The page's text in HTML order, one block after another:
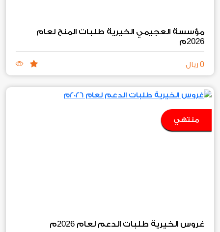
مؤسسة العجيمي الخيرية طلبات المنح لعام
2026م
0 ريال
منتهي
غروس الخيرية طلبات الدعم لعام 2026م